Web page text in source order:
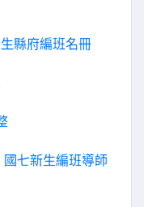
縣府編班名冊
七新生編班導師